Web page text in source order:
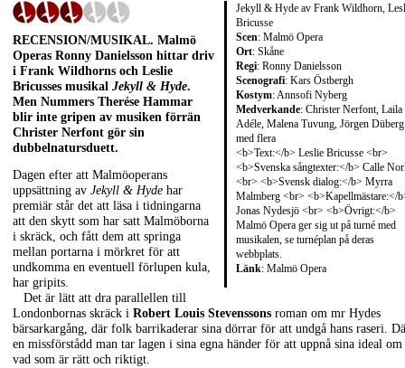
Jekyll & Hyde av Frank Wildhorn,
Bricusse
Scen: Malmö Opera
Ort: Skåne
Regi: Ronny Danielsson
Scenografi: Kars Östbergh
Kostym: Annsofi Nyberg
Medverkande: Christer Nerfont, Laila
Adéle, Malena Tuvung, Jörgen Düberg
med flera
<b>Text:</b> Leslie Bricusse <br>
<b>Svenska sångtexter:</b> Calle
<br> <b>Svensk dialog:</b> Myrra
Malmberg <br> <b>Kapellmästare:</
Jonas Nydesjö <br> <b>Övrigt:</b>
Malmö Opera ger sig ut på turné med
musikalen, se turnéplan på deras
webbplats.
Länk: Malmö Opera
RECENSION/MUSIKAL. Malmö
Operas Ronny Danielsson hittar driv
i Frank Wildhorns och Leslie
Bricusses musikal Jekyll & Hyde.
Men Nummers Therése Hammar
blir inte gripen av musiken förrän
Christer Nerfont gör sin
dubbelnatursduett.
Dagen efter att Malmöoperans
uppsättning av Jekyll & Hyde har
premiär står det att läsa i tidningarna
att den skytt som har satt Malmöborna
i skräck, och fått dem att springa
mellan portarna i mörkret för att
undkomma en eventuell förlupen kula,
har gripits.
Det är lätt att dra parallellen till
Londonbornas skräck i Robert Louis Stevenssons roman om mr Hydes
bärsarkargång, där folk barrikaderar sina dörrar för att undgå hans raseri.
en missförstådd man tar lagen i sina egna händer för att uppnå sina ideal om
vad som är rätt och riktigt.